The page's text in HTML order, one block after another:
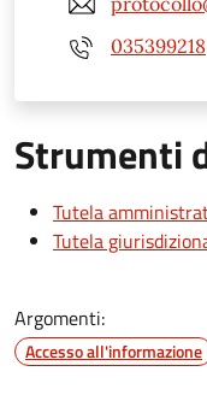
035399218
Strumenti
Tutela
Tutela
Argomenti:
Accesso all'informazione